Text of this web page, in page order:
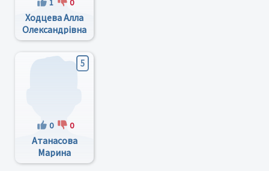
1 0
Ходцева Алла
Олександрівна
5
0 0
Атанасова
Марина
Петрівна